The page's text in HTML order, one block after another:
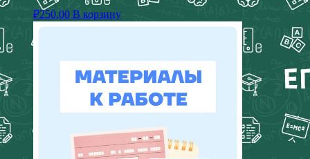
₽250,00 В корзину